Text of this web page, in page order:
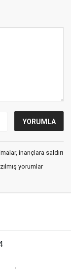
inançlara saldırı
yorumlar